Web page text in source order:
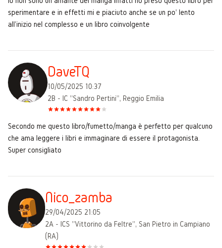
sperimentare e in effetti mi e piaciuto anche se un po' lento
all'inizio nel complesso e un libro coinvolgente
DaveTQ
10/05/2025 10:37
2B - IC "Sandro Pertini", Reggio Emilia
Secondo me questo libro/fumetto/manga è perfetto per qualcuno
che ama leggere i libri e immaginare di essere il protagonista.
Super consigliato
Nico_zamba
29/04/2025 21:05
2A - ICS "Vittorino da Feltre", San Pietro in Campiano
(RA)